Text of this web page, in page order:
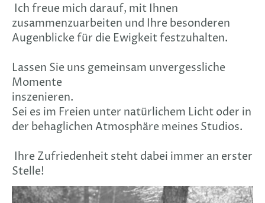
Ich freue mich darauf, mit Ihnen
zusammenzuarbeiten und Ihre besonderen
Augenblicke für die Ewigkeit festzuhalten.
Lassen Sie uns gemeinsam unvergessliche
Momente
inszenieren.
Sei es im Freien unter natürlichem Licht oder in
der behaglichen Atmosphäre meines Studios.
Ihre Zufriedenheit steht dabei immer an erster
Stelle!